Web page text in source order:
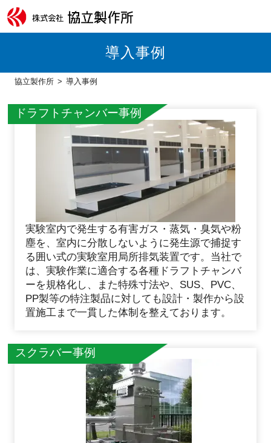
導入事例
協立製作所 導入事例
ドラフトチャンバー事例
実験室内で発生する有害ガス・蒸気・臭気や粉
塵を、室内に分散しないように発生源で捕捉す
る囲い式の実験室用局所排気装置です。当社で
は、実験作業に適合する各種ドラフトチャンバ
ーを規格化し、また特殊寸法や、SUS、PVC、
PP製等の特注製品に対しても設計・製作から設
置施工まで一貫した体制を整えております。
スクラバー事例